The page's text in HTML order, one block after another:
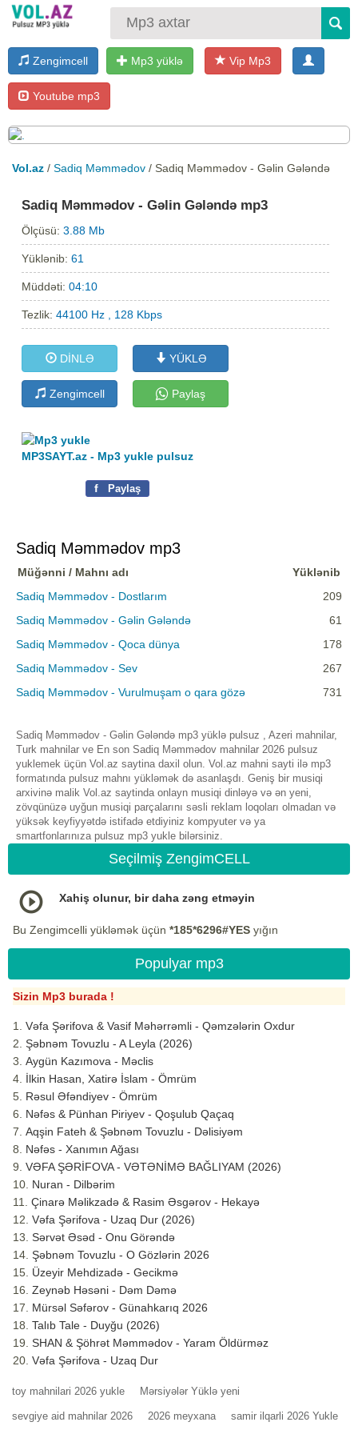
Zengimcell Mp3 yüklə Vip Mp3
Youtube mp3
Vol.az / Sadiq Məmmədov / Sadiq Məmmədov - Gəlin Gələndə
Sadiq Məmmədov - Gəlin Gələndə mp3
Ölçüsü:3.88 Mb
Yüklənib:61
Müddəti:04:10
Tezlik:44100 Hz , 128 Kbps
DİNLƏ YÜKLƏ
Zengimcell Paylaş
MP3SAYT.az - Mp3 yukle pulsuz
f Paylaş
Sadiq Məmmədov mp3
Müğənni / Mahnı adı
Yüklənib
Sadiq Məmmədov - Dostlarım
209
Sadiq Məmmədov - Gəlin Gələndə
61
Sadiq Məmmədov - Qoca dünya
178
Sadiq Məmmədov - Sev
267
Sadiq Məmmədov - Vurulmuşam o qara gözə
731
Sadiq Məmmədov - Gəlin Gələndə mp3 yüklə pulsuz , Azeri mahnilar,
Turk mahnilar ve En son Sadiq Məmmədov mahnilar 2026 pulsuz
yuklemek üçün Vol.az saytina daxil olun. Vol.az mahni sayti ilə mp3
formatında pulsuz mahnı yükləmək də asanlaşdı. Geniş bir musiqi
arxivinə malik Vol.az saytinda onlayn musiqi dinləyə və ən yeni,
zövqünüzə uyğun musiqi parçalarını səsli reklam loqoları olmadan və
yüksək keyfiyyətdə istifadə etdiyiniz kompyuter və ya
smartfonlarınıza pulsuz mp3 yukle bilərsiniz.
Seçilmiş ZengimCELL
Xahiş olunur, bir daha zəng etməyin
Bu Zengimcelli yükləmək üçün *185*6296#YES yığın
Populyar mp3
Sizin Mp3 burada !
Vəfa Şərifova & Vasif Məhərrəmli - Qəmzələrin Oxdur
Şəbnəm Tovuzlu - A Leyla (2026)
Aygün Kazımova - Məclis
İlkin Hasan, Xatirə İslam - Ömrüm
Rəsul Əfəndiyev - Ömrüm
Nəfəs & Pünhan Piriyev - Qoşulub Qaçaq
Aqşin Fateh & Şəbnəm Tovuzlu - Dəlisiyəm
Nəfəs - Xanımın Ağası
VƏFA ŞƏRİFOVA - VƏTƏNİMƏ BAĞLIYAM (2026)
Nuran - Dilbərim
Çinarə Məlikzadə & Rasim Əsgərov - Hekayə
Vəfa Şərifova - Uzaq Dur (2026)
Sərvət Əsəd - Onu Görəndə
Şəbnəm Tovuzlu - O Gözlərin 2026
Üzeyir Mehdizadə - Gecikmə
Zeynəb Həsəni - Dəm Dəmə
Mürsəl Səfərov - Günahkarıq 2026
Talıb Tale - Duyğu (2026)
SHAN & Şöhrət Məmmədov - Yaram Öldürməz
Vəfa Şərifova - Uzaq Dur
toy mahnilari 2026 yukle Mərsiyələr Yüklə yeni
sevgiye aid mahnilar 2026 2026 meyxana samir ilqarli 2026 Yukle